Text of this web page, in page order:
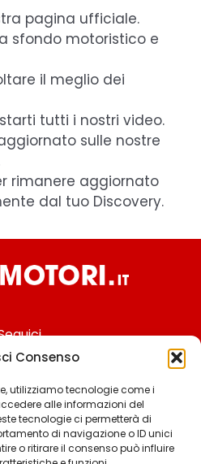
Consenso
utilizziamo tecnologie come i
alle informazioni del
tecnologie ci permetterà di
di navigazione o ID unici
o ritirare il consenso può influire
pagina ufficiale.
sfondo motoristico e
il meglio dei
tutti i nostri video.
sulle nostre
rimanere aggiornato
dal tuo Discovery.
siamo